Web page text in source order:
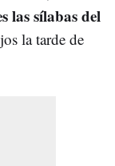
las sílabas del
la tarde de